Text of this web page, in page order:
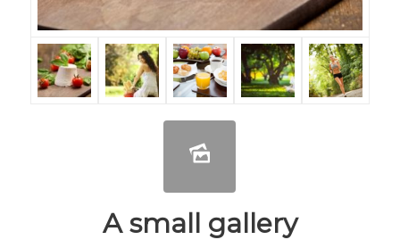
A small gallery